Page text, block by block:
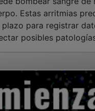
Estas arritmias
para registrar
posibles